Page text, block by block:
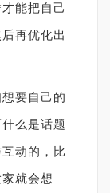
能把自己
再优化出
要自己的
么是话题
动的，比
就会想